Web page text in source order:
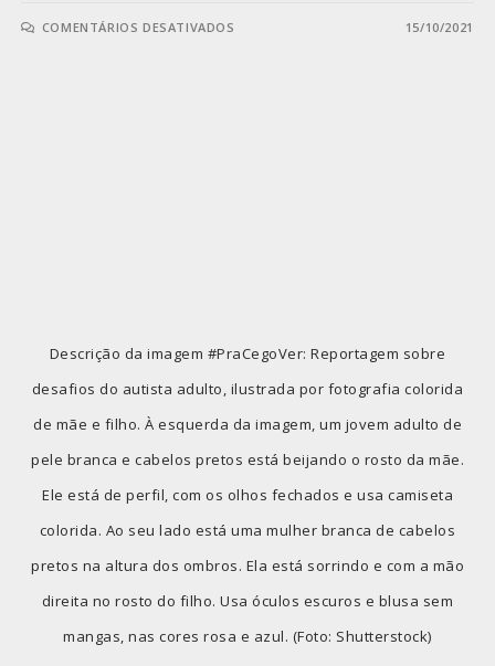
COMENTÁRIOS DESATIVADOS 15/10/2021
Descrição da imagem #PraCegoVer: Reportagem sobre
desafios do autista adulto, ilustrada por fotografia colorida
de mãe e filho. À esquerda da imagem, um jovem adulto de
pele branca e cabelos pretos está beijando o rosto da mãe.
Ele está de perfil, com os olhos fechados e usa camiseta
colorida. Ao seu lado está uma mulher branca de cabelos
pretos na altura dos ombros. Ela está sorrindo e com a mão
direita no rosto do filho. Usa óculos escuros e blusa sem
mangas, nas cores rosa e azul. (Foto: Shutterstock)